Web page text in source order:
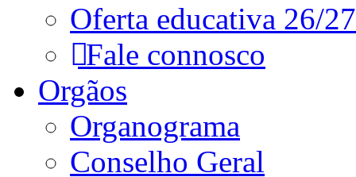
Oferta educativa 26/27
Fale connosco
Orgãos
Organograma
Conselho Geral